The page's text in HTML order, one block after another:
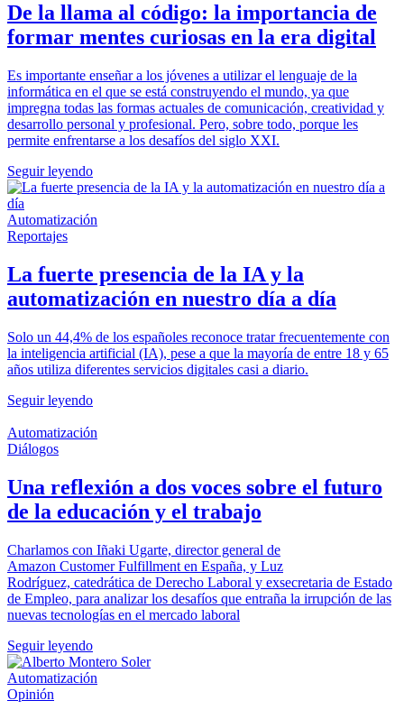
De la llama al código: la importancia de
formar mentes curiosas en la era digital
Es importante enseñar a los jóvenes a utilizar el lenguaje de la
informática en el que se está construyendo el mundo, ya que
impregna todas las formas actuales de comunicación, creatividad y
desarrollo personal y profesional. Pero, sobre todo, porque les
permite enfrentarse a los desafíos del siglo XXI.
Seguir leyendo
Automatización
Reportajes
La fuerte presencia de la IA y la
automatización en nuestro día a día
Solo un 44,4% de los españoles reconoce tratar frecuentemente con
la inteligencia artificial (IA), pese a que la mayoría de entre 18 y 65
años utiliza diferentes servicios digitales casi a diario.
Seguir leyendo
Automatización
Diálogos
Una reflexión a dos voces sobre el futuro
de la educación y el trabajo
Charlamos con Iñaki Ugarte, director general de
Amazon Customer Fulfillment en España, y Luz
Rodríguez, catedrática de Derecho Laboral y exsecretaria de Estado
de Empleo, para analizar los desafíos que entraña la irrupción de las
nuevas tecnologías en el mercado laboral
Seguir leyendo
Automatización
Opinión